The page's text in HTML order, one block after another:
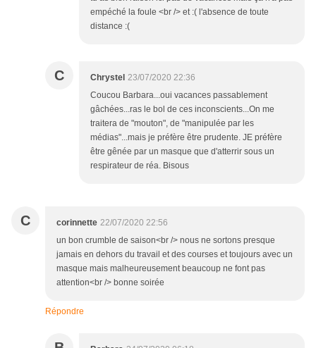
empéché la foule <br /> et :( l'absence de toute
distance :(
C Chrystel 23/07/2020 22:36
Coucou Barbara...oui vacances passablement
gâchées...ras le bol de ces inconscients...On me
traitera de "mouton", de "manipulée par les
médias"...mais je préfère être prudente. JE préfère
être gênée par un masque que d'atterrir sous un
respirateur de réa. Bisous
C corinnette 22/07/2020 22:56
un bon crumble de saison<br /> nous ne sortons presque
jamais en dehors du travail et des courses et toujours avec un
masque mais malheureusement beaucoup ne font pas
attention<br /> bonne soirée
Répondre